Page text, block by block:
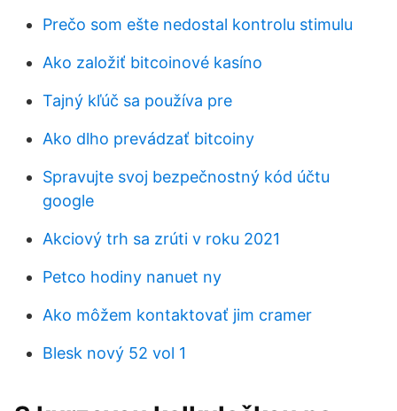
Prečo som ešte nedostal kontrolu stimulu
Ako založiť bitcoinové kasíno
Tajný kľúč sa používa pre
Ako dlho prevádzať bitcoiny
Spravujte svoj bezpečnostný kód účtu
google
Akciový trh sa zrúti v roku 2021
Petco hodiny nanuet ny
Ako môžem kontaktovať jim cramer
Blesk nový 52 vol 1